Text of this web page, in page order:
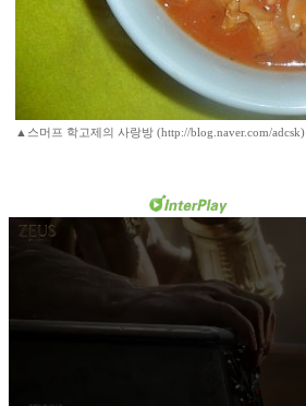
▲스머프 학고제의 사랑방 (http://blog.naver.com/adcsk)